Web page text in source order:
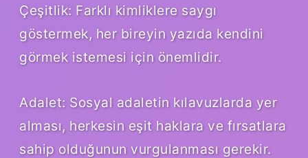
Çeşitlik: Farklı kimliklere saygı
göstermek, her bireyin yazıda kendini
görmek istemesi için önemlidir.
Adalet: Sosyal adaletin kılavuzlarda yer
alması, herkesin eşit haklara ve fırsatlara
sahip olduğunun vurgulanması gerekir.